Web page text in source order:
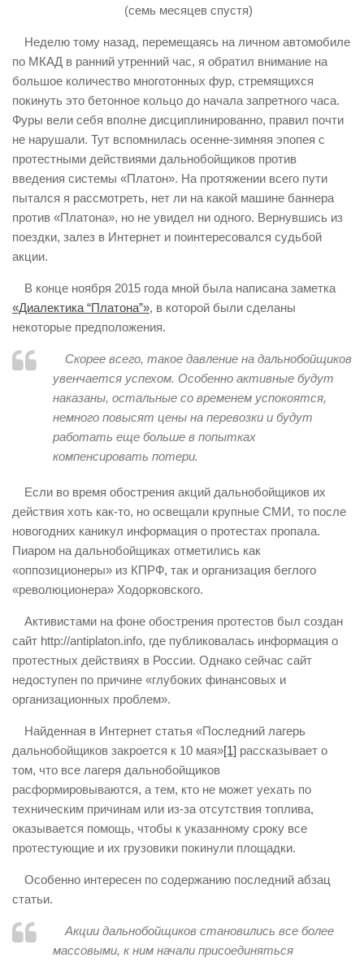
ИЗУЧЕНИЕ ДИАЛЕКТИКИ
ПРОФСОЮЗНАЯ БОРЬБА
ФЕДЕРАЦИЯ ПРОФСОЮЗОВ РОССИИ
НАРОДНАЯ ПРАВДА
(семь месяцев спустя)
Неделю тому назад, перемещаясь на личном автомобиле
по МКАД в ранний утренний час, я обратил внимание на
большое количество многотонных фур, стремящихся
покинуть это бетонное кольцо до начала запретного часа.
Фуры вели себя вполне дисциплинированно, правил почти
не нарушали. Тут вспомнилась осенне-зимняя эпопея с
протестными действиями дальнобойщиков против
введения системы «Платон». На протяжении всего пути
пытался я рассмотреть, нет ли на какой машине баннера
против «Платона», но не увидел ни одного. Вернувшись из
поездки, залез в Интернет и поинтересовался судьбой
акции.
В конце ноября 2015 года мной была написана заметка
«Диалектика “Платона”», в которой были сделаны
некоторые предположения.
Скорее всего, такое давление на дальнобойщиков
увенчается успехом. Особенно активные будут
наказаны, остальные со временем успокоятся,
немного повысят цены на перевозки и будут
работать еще больше в попытках
компенсировать потери.
Если во время обострения акций дальнобойщиков их
действия хоть как-то, но освещали крупные СМИ, то после
новогодних каникул информация о протестах пропала.
Пиаром на дальнобойщиках отметились как
«оппозиционеры» из КПРФ, так и организация беглого
«революционера» Ходорковского.
Активистами на фоне обострения протестов был создан
сайт http://antiplaton.info, где публиковалась информация о
протестных действиях в России. Однако сейчас сайт
недоступен по причине «глубоких финансовых и
организационных проблем».
Найденная в Интернет статья «Последний лагерь
дальнобойщиков закроется к 10 мая»[1] рассказывает о
том, что все лагеря дальнобойщиков
расформировываются, а тем, кто не может уехать по
техническим причинам или из-за отсутствия топлива,
оказывается помощь, чтобы к указанному сроку все
протестующие и их грузовики покинули площадки.
Особенно интересен по содержанию последний абзац
статьи.
Акции дальнобойщиков становились все более
массовыми, к ним начали присоединяться